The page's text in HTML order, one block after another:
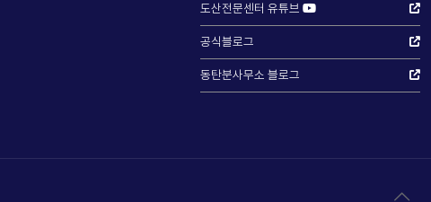
도산전문센터 유튜브
공식블로그
동탄분사무소 블로그